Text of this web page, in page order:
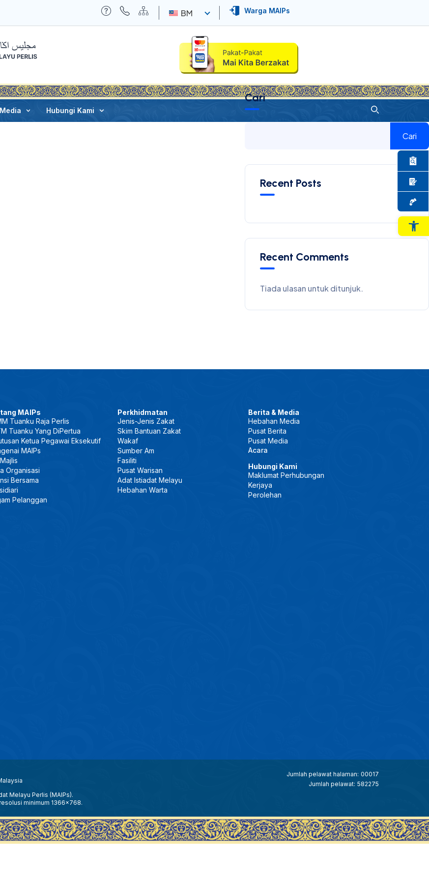
BM Warga MAIPs
Hubungi Kami
Cari
Cari
Recent Posts
Recent Comments
Tiada ulasan untuk ditunjuk.
MAIPs
Tuanku Raja Perlis
Tuanku Yang DiPertua
Ketua Pegawai Eksekutif
MAIPs
Organisasi
Bersama
Pelanggan
Perkhidmatan
Jenis-Jenis Zakat
Skim Bantuan Zakat
Wakaf
Sumber Am
Fasiliti
Pusat Warisan
Adat Istiadat Melayu
Hebahan Warta
Berita & Media
Hebahan Media
Pusat Berita
Pusat Media
Acara
Hubungi Kami
Maklumat Perhubungan
Kerjaya
Perolehan
Melayu Perlis (MAIPs).
minimum 1366x768.
Jumlah pelawat halaman: 00017
Jumlah pelawat: 582275